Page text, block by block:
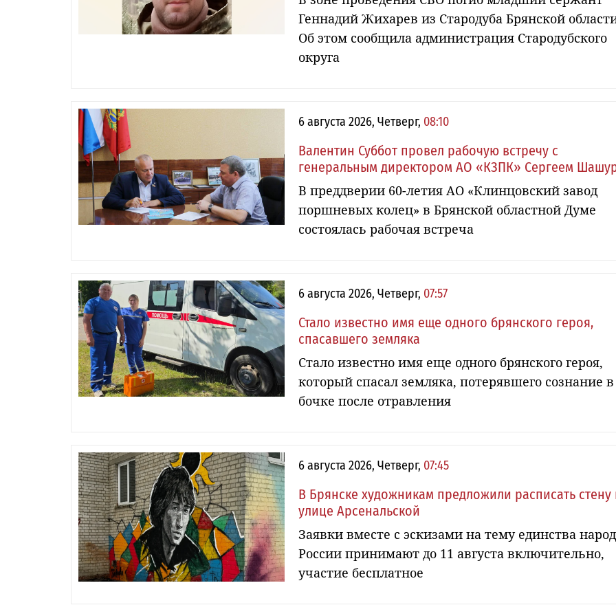
Геннадий Жихарев из Стародуба Брянской
Об этом сообщила администрация Стародубского
округа
6 августа 2026, Четверг, 08:10
Валентин Суббот провел рабочую встречу с
генеральным директором АО «КЗПК» Сергеем
В преддверии 60-летия АО «Клинцовский завод
поршневых колец» в Брянской областной Думе
состоялась рабочая встреча
6 августа 2026, Четверг, 07:57
Стало известно имя еще одного брянского героя,
спасавшего земляка
Стало известно имя еще одного брянского героя,
который спасал земляка, потерявшего сознание в
бочке после отравления
6 августа 2026, Четверг, 07:45
В Брянске художникам предложили расписать стену
улице Арсенальской
Заявки вместе с эскизами на тему единства
России принимают до 11 августа включительно,
участие бесплатное